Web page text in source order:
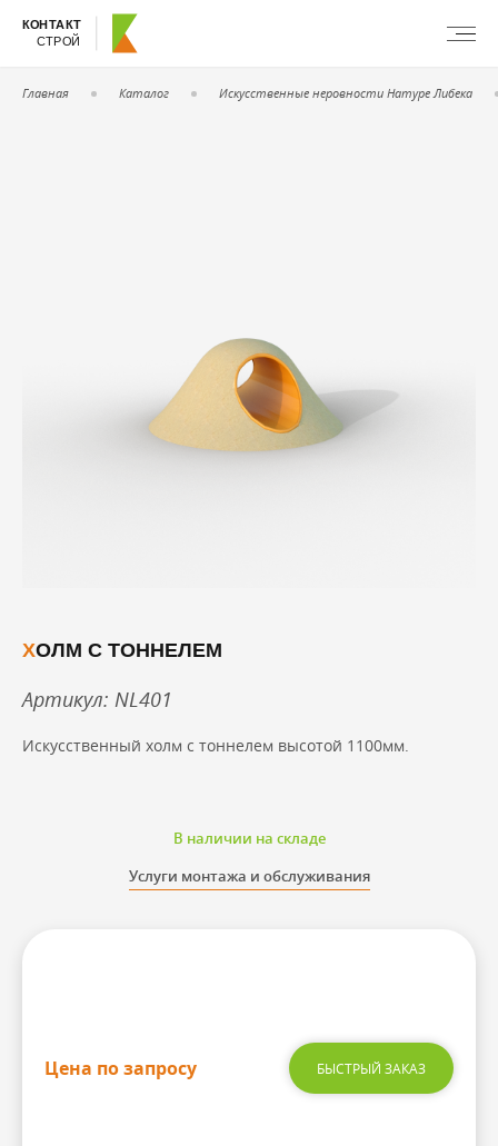
КОНТАКТ
СТРОЙ
Главная Каталог Искусственные неровности Натуре Либека
ХОЛМ С ТОННЕЛЕМ
Артикул: NL401
Искусственный холм с тоннелем высотой 1100мм.
В наличии на складе
Услуги монтажа и обслуживания
Цена по запросу БЫСТРЫЙ ЗАКАЗ